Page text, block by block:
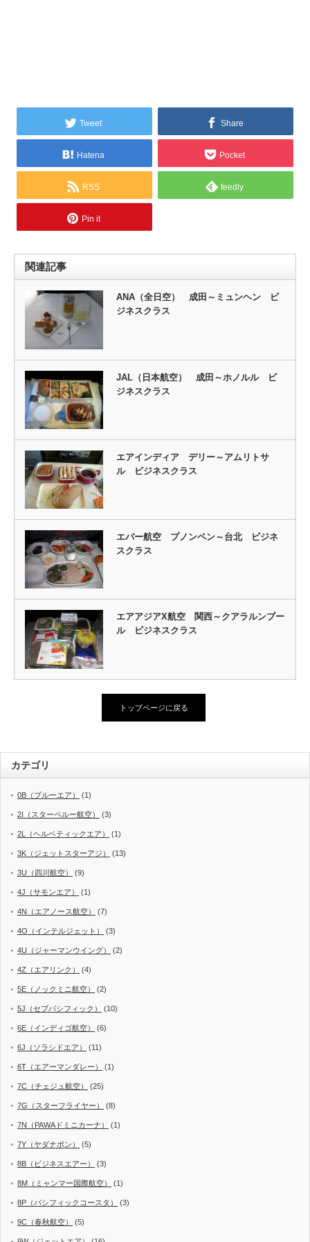
Tweet Share
Hatena Pocket
RSS feedly
Pin it
関連記事
ANA（全日空） 成田～ミュンヘン ビ
ジネスクラス
JAL（日本航空） 成田～ホノルル ビ
ジネスクラス
エアインディア デリー～アムリトサ
ル ビジネスクラス
エバー航空 プノンペン～台北 ビジネ
スクラス
エアアジアX航空 関西～クアラルンプー
ル ビジネスクラス
トップページに戻る
カテゴリ
0B（ブルーエア） (1)
2I（スターペルー航空） (3)
2L（ヘルベティックエア） (1)
3K（ジェットスターアジ） (13)
3U（四川航空） (9)
4J（サモンエア） (1)
4N（エアノース航空） (7)
4O（インテルジェット） (3)
4U（ジャーマンウイング） (2)
4Z（エアリンク） (4)
5E（ノックミニ航空） (2)
5J（セブパシフィック） (10)
6E（インディゴ航空） (6)
6J（ソラシドエア） (11)
6T（エアーマンダレー） (1)
7C（チェジュ航空） (25)
7G（スターフライヤー） (8)
7N（PAWAドミニカーナ） (1)
7Y（ヤダナポン） (5)
8B（ビジネスエアー） (3)
8M（ミャンマー国際航空） (1)
8P（パシフィックコースタ） (3)
9C（春秋航空） (5)